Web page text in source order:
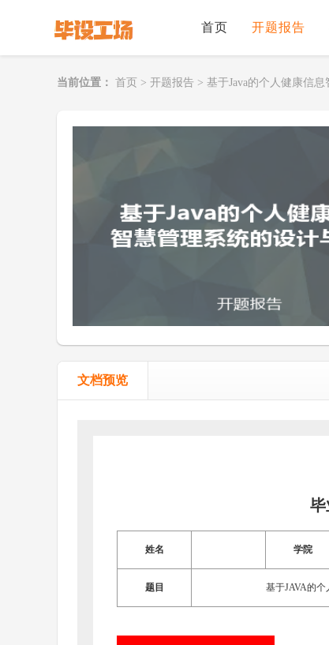
首页 开题报告
当前位置： 首页 > 开题报告 > 基于Java的个人健康信
文档预览
毕
姓名 学院
题目 基于JAVA的